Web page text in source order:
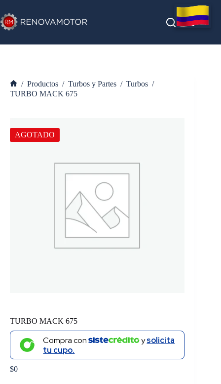
al
contenido
Inicio
/ Productos / Turbos y Partes / Turbos /
TURBO MACK 675
AGOTADO
TURBO MACK 675
Compra con ysolicita
tu cupo.
$0